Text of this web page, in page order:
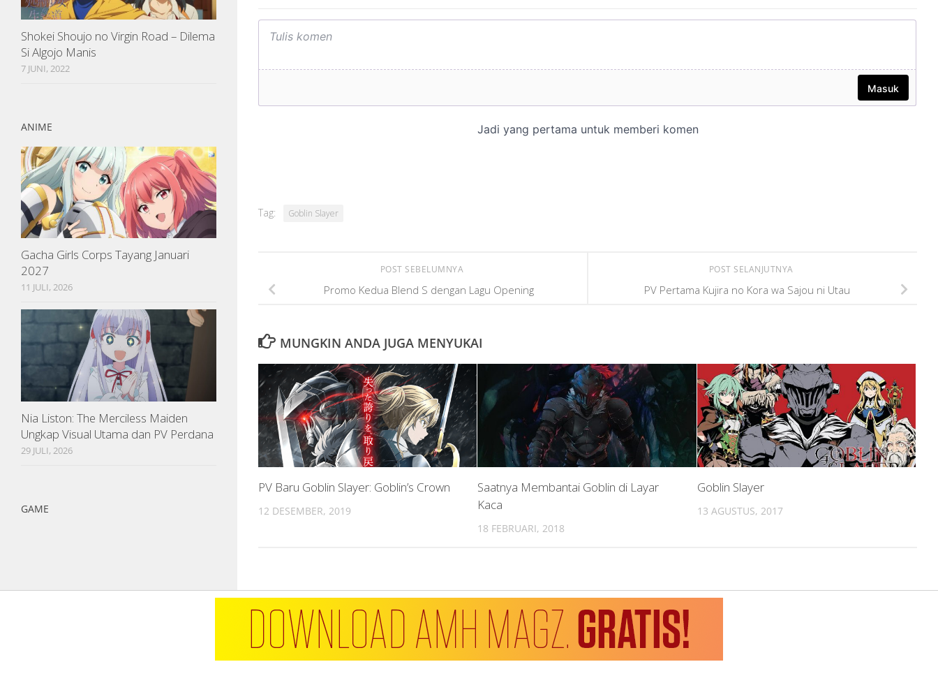
Tag: Goblin Slayer
POST SELANJUTNYA
PV Pertama Kujira no Kora wa Sajou ni Utau
POST SEBELUMNYA
Promo Kedua Blend S dengan Lagu Opening
MUNGKIN ANDA JUGA MENYUKAI
PV Baru Goblin Slayer: Goblin’s Crown
12 DESEMBER, 2019
Saatnya Membantai Goblin di Layar
Kaca
18 FEBRUARI, 2018
Goblin Slayer
13 AGUSTUS, 2017
Shokei Shoujo no Virgin Road – Dilema
Si Algojo Manis
7 JUNI, 2022
ANIME
Gacha Girls Corps Tayang Januari
2027
11 JULI, 2026
Nia Liston: The Merciless Maiden
Ungkap Visual Utama dan PV Perdana
29 JULI, 2026
GAME